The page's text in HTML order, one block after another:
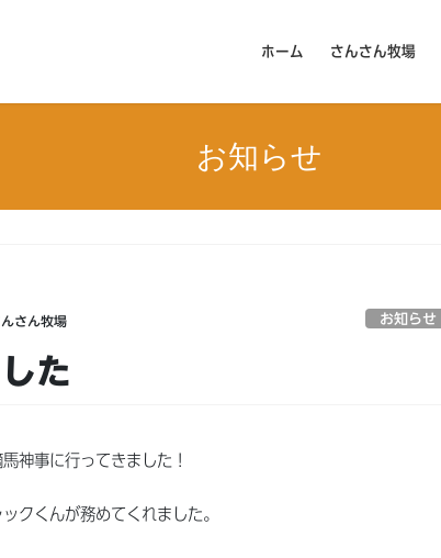
ホーム さんさん牧場
お知らせ
んさん牧場 お知らせ
た
神事に行ってきました！
クくんが務めてくれました。